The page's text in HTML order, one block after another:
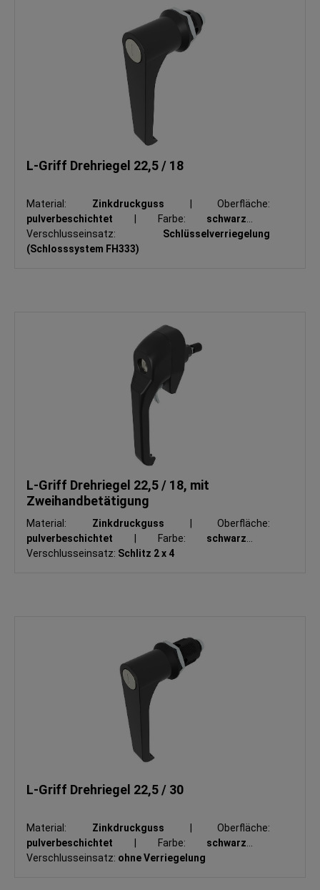
L-Griff Drehriegel 22,5 / 18
Material: Zinkdruckguss
Oberfläche:
pulverbeschichtet
Farbe: schwarz
Verschlusseinsatz: Schlüsselverriegelung
(Schlosssystem FH333)
L-Griff Drehriegel 22,5 / 18, mit
Zweihandbetätigung
Material: Zinkdruckguss
Oberfläche:
pulverbeschichtet
Farbe: schwarz
Verschlusseinsatz: Schlitz 2 x 4
L-Griff Drehriegel 22,5 / 30
Material: Zinkdruckguss
Oberfläche:
pulverbeschichtet
Farbe: schwarz
Verschlusseinsatz: ohne Verriegelung